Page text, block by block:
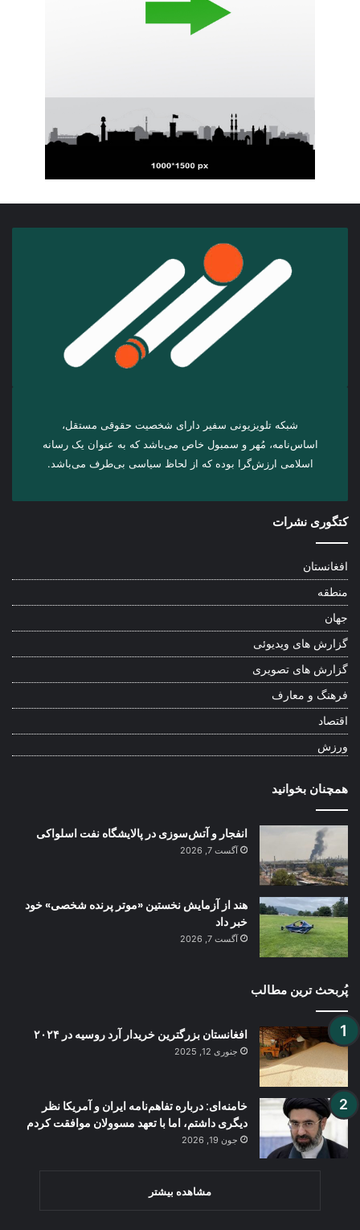
شبکه تلویزیونی سفیر دارای شخصیت حقوقی مستقل،
اساس‌نامه، مُهر و سمبول خاص می‌باشد که به عنوان یک رسانه
اسلامی ارزش‌گرا بوده که از لحاظ سیاسی بی‌طرف می‌باشد.
کتگوری نشرات
افغانستان
منطقه
جهان
گزارش های ویدیوئی
گزارش های تصویری
فرهنگ و معارف
اقتصاد
ورزش
همچنان بخوانید
انفجار و آتش‌سوزی در پالایشگاه نفت اسلواکی
آگست 7, 2026
هند از آزمایش نخستین «موتر پرنده شخصی» خود
خبر داد
آگست 7, 2026
پُربحث ترین مطالب
افغانستان بزرگترین خریدار آرد روسیه در ۲۰۲۴
جنوری 12, 2025
خامنه‌ای: درباره تفاهم‌نامه ایران و آمریکا نظر
دیگری داشتم، اما با تعهد مسوولان موافقت کردم
جون 19, 2026
مشاهده بیشتر